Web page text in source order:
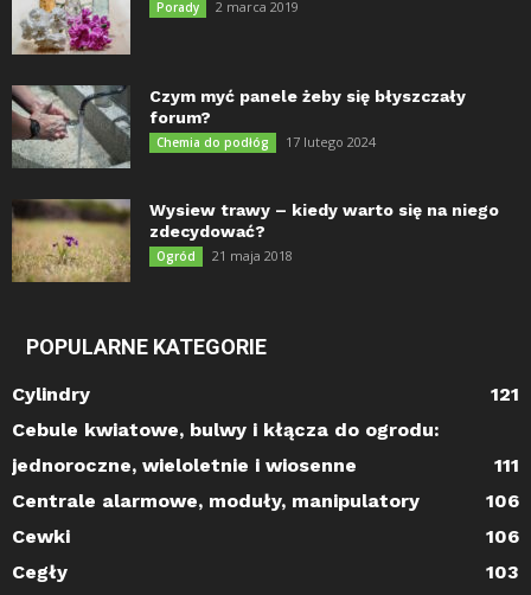
Porady 2 marca 2019
Czym myć panele żeby się błyszczały
forum?
Chemia do podłóg 17 lutego 2024
Wysiew trawy – kiedy warto się na niego
zdecydować?
Ogród 21 maja 2018
POPULARNE KATEGORIE
Cylindry
121
Cebule kwiatowe, bulwy i kłącza do ogrodu:
jednoroczne, wieloletnie i wiosenne
111
Centrale alarmowe, moduły, manipulatory
106
Cewki
106
Cegły
103